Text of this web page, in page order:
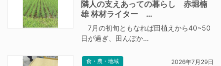
隣人の支えあっての暮らし 赤堀楠
雄 林材ライター …
7月の初旬ともなれば田植えから40~50
日が過ぎ、田んぼか…
食・農・地域 2026年7月29日